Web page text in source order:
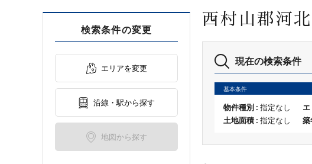
検索条件の変更
エリアを変更
沿線・駅から探す
地図から探す
西村山郡河
現在の検索条件
基本条件
物件種別 : 指定なし エ
土地面積 : 指定なし 築